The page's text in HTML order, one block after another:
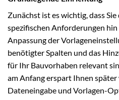
Zunächst ist es wichtig, dass
spezifischen Anforderungen
Anpassung der
benötigter Spalten und das
für Ihr Bauvorhaben relevant
am Anfang erspart Ihnen
Dateneingabe und Vorlagen-